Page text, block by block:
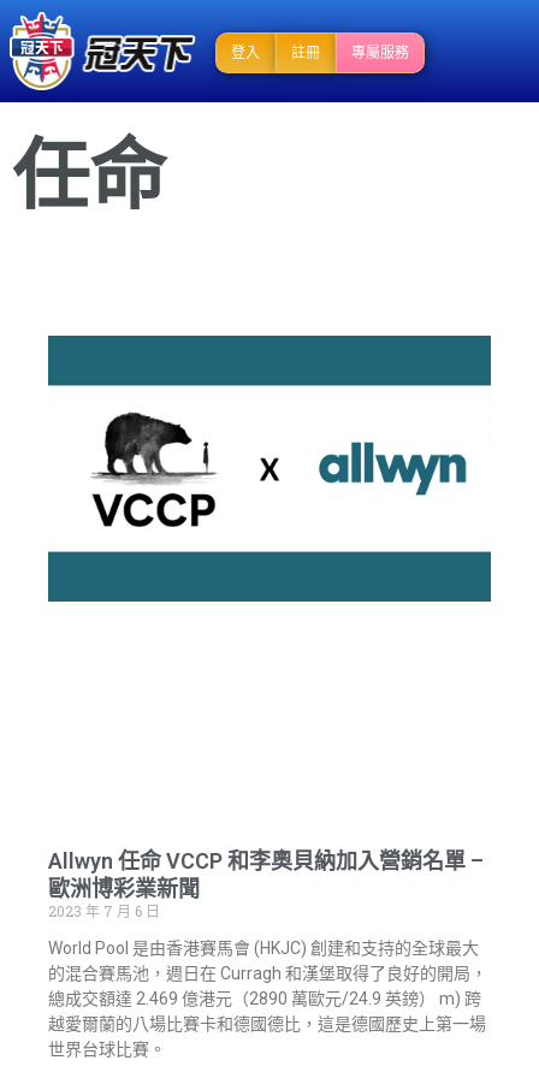
登入 註冊 專屬服務
任命
Allwyn 任命 VCCP 和李奧貝納加入營銷名單 –
歐洲博彩業新聞
2023 年 7 月 6 日
World Pool 是由香港賽馬會 (HKJC) 創建和支持的全球最大
的混合賽馬池，週日在 Curragh 和漢堡取得了良好的開局，
總成交額達 2.469 億港元（2890 萬歐元/24.9 英鎊） m) 跨
越愛爾蘭的八場比賽卡和德國德比，這是德國歷史上第一場
世界台球比賽。